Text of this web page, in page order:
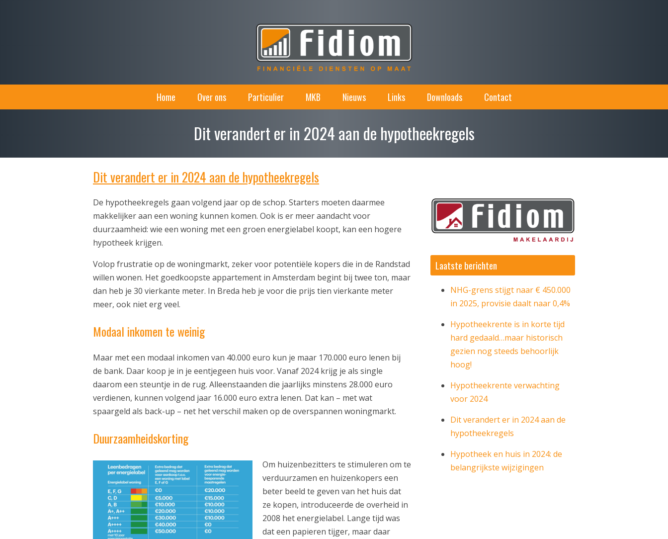
Home Over ons Particulier MKB Nieuws Links Downloads Contact
Dit verandert er in 2024 aan de hypotheekregels
Dit verandert er in 2024 aan de hypotheekregels
De hypotheekregels gaan volgend jaar op de schop. Starters moeten daarmee
makkelijker aan een woning kunnen komen. Ook is er meer aandacht voor
duurzaamheid: wie een woning met een groen energielabel koopt, kan een hogere
hypotheek krijgen.
Volop frustratie op de woningmarkt, zeker voor potentiële kopers die in de Randstad
willen wonen. Het goedkoopste appartement in Amsterdam begint bij twee ton, maar
dan heb je 30 vierkante meter. In Breda heb je voor die prijs tien vierkante meter
meer, ook niet erg veel.
Modaal inkomen te weinig
Maar met een modaal inkomen van 40.000 euro kun je maar 170.000 euro lenen bij
de bank. Daar koop je in je eentjegeen huis voor. Vanaf 2024 krijg je als single
daarom een steuntje in de rug. Alleenstaanden die jaarlijks minstens 28.000 euro
verdienen, kunnen volgend jaar 16.000 euro extra lenen. Dat kan – met wat
spaargeld als back-up – net het verschil maken op de overspannen woningmarkt.
Duurzaamheidskorting
Om huizenbezitters te stimuleren om te
verduurzamen en huizenkopers een
beter beeld te geven van het huis dat
ze kopen, introduceerde de overheid in
2008 het energielabel. Lange tijd was
dat een papieren tijger, maar daar
Laatste berichten
NHG-grens stijgt naar € 450.000
in 2025, provisie daalt naar 0,4%
Hypotheekrente is in korte tijd
hard gedaald…maar historisch
gezien nog steeds behoorlijk
hoog!
Hypotheekrente verwachting
voor 2024
Dit verandert er in 2024 aan de
hypotheekregels
Hypotheek en huis in 2024: de
belangrijkste wijzigingen